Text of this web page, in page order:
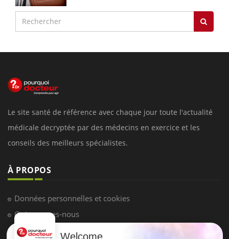
Le site santé de référence avec chaque jour toute l'actualité
médicale decryptée par des médecins en exercice et les
conseils des meilleurs spécialistes.
À PROPOS
Données personnelles et cookies
Qui sommes-nous
Conditions d'utilisation
Welcome